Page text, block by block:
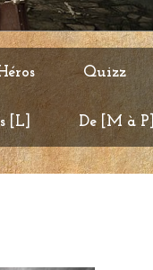
Quizz
[L] De [M à P]